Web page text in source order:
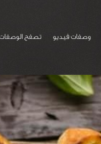
وصفات فيديو تصفح